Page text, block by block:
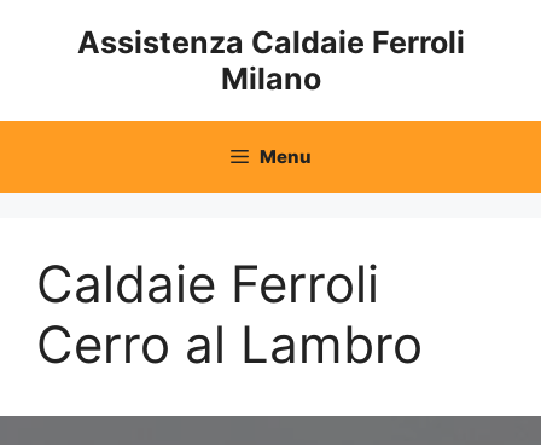
Assistenza Caldaie Ferroli
Milano
Menu
Caldaie Ferroli
Cerro al Lambro